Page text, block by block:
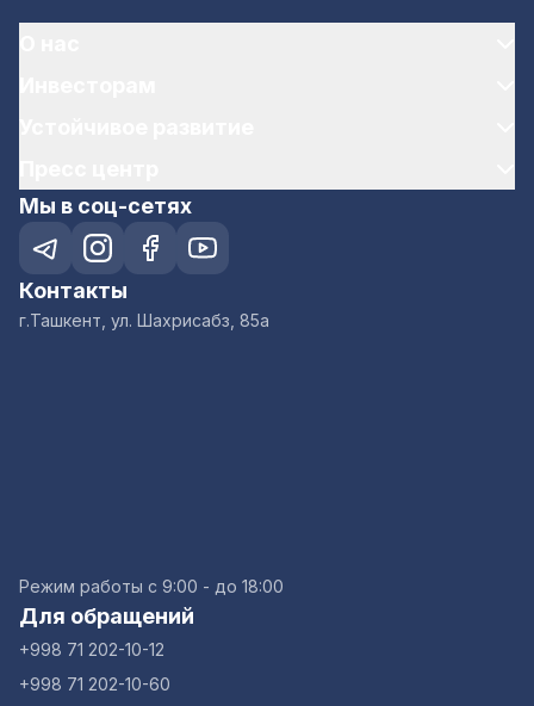
Мы в соц-сетях
Контакты
г.Ташкент, ул. Шахрисабз, 85а
Режим работы с 9:00 - до 18:00
Для обращений
+998 71 202-10-12
+998 71 202-10-60